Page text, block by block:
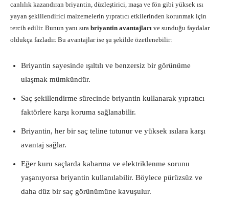
canlılık kazandıran briyantin, düzleştirici, maşa ve fön gibi yüksek ısı
yayan şekillendirici malzemelerin yıpratıcı etkilerinden korunmak için
tercih edilir. Bunun yanı sıra briyantin avantajları ve sunduğu faydalar
oldukça fazladır. Bu avantajlar ise şu şekilde özetlenebilir:
Briyantin sayesinde ışıltılı ve benzersiz bir görünüme
ulaşmak mümkündür.
Saç şekillendirme sürecinde briyantin kullanarak yıpratıcı
faktörlere karşı koruma sağlanabilir.
Briyantin, her bir saç teline tutunur ve yüksek ısılara karşı
avantaj sağlar.
Eğer kuru saçlarda kabarma ve elektriklenme sorunu
yaşanıyorsa briyantin kullanılabilir. Böylece pürüzsüz ve
daha düz bir saç görünümüne kavuşulur.